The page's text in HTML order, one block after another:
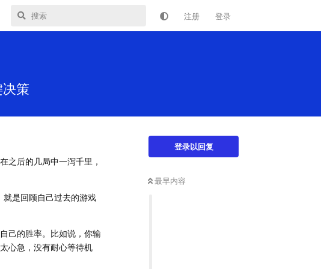
注册 登录
策
登录以回复
最早内容
之后的几局中一泻千里，
就是回顾自己过去的游戏
己的胜率。比如说，你输
心急，没有耐心等待机